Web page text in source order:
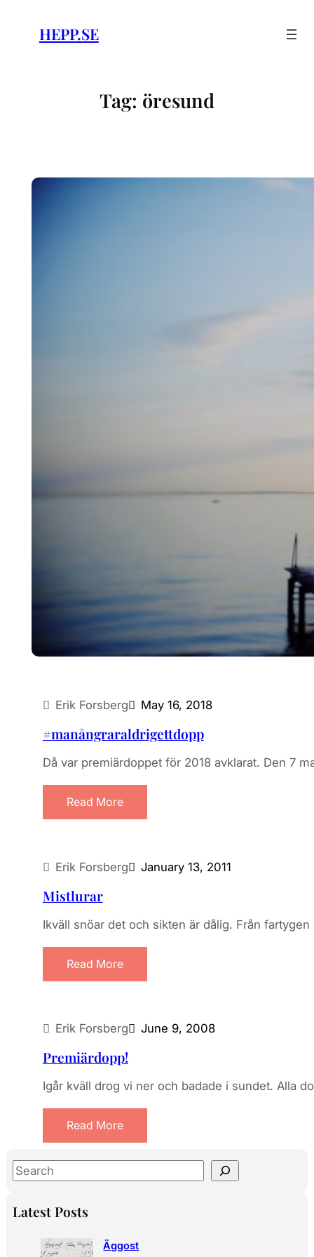
content
HEPP.SE
Tag: öresund
Erik Forsberg May 16, 2018
#manångraraldrigettdopp
Då var premiärdoppet för 2018 avklarat. Den 7
Read More
Erik Forsberg January 13, 2011
Mistlurar
Ikväll snöar det och sikten är dålig. Från
Read More
Erik Forsberg June 9, 2008
Premiärdopp!
Igår kväll drog vi ner och badade i sundet. Alla
Read More
S
a
Latest Posts
Äggost